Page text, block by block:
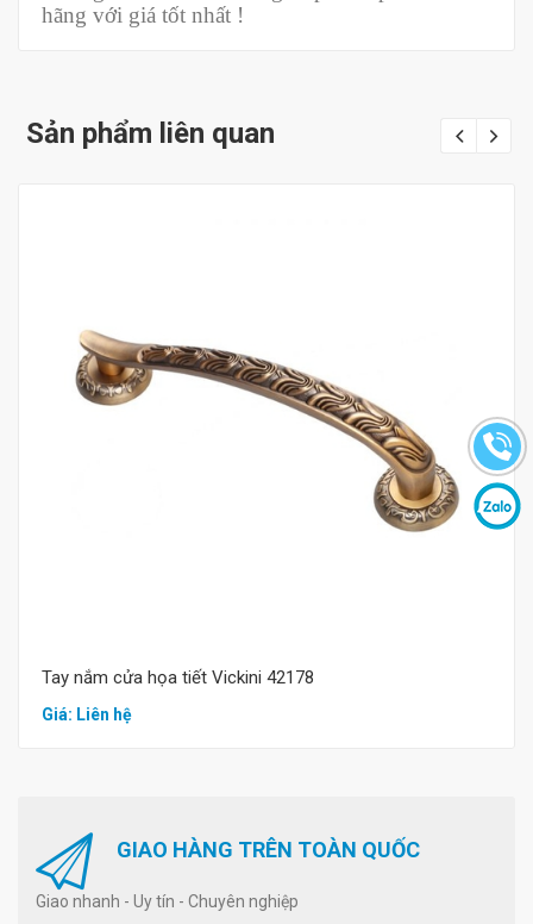
hãng với giá tốt nhất !
Sản phẩm liên quan
Tay nắm cửa họa tiết Vickini 42178
Giá: Liên hệ
GIAO HÀNG TRÊN TOÀN QUỐC
Giao nhanh - Uy tín - Chuyên nghiệp